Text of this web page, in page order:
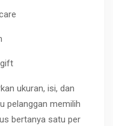
ukuran, isi, dan
pelanggan memilih
bertanya satu per